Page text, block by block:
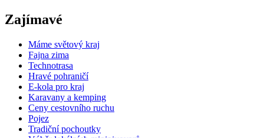
Zajímavé
Máme světový kraj
Fajna zima
Technotrasa
Hravé pohraničí
E-kola pro kraj
Karavany a kemping
Ceny cestovního ruchu
Pojez
Tradiční pochoutky